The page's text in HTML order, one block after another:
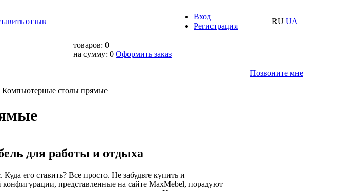
отзыв
Вход
Регистрация
RU UA
товаров: 0
на сумму: 0 Оформить заказ
Позвоните мне
Компьютерные столы прямые
для работы и отдыха
его ставить? Все просто. Не забудьте купить и
представленные на сайте MaxMebel, порадуют